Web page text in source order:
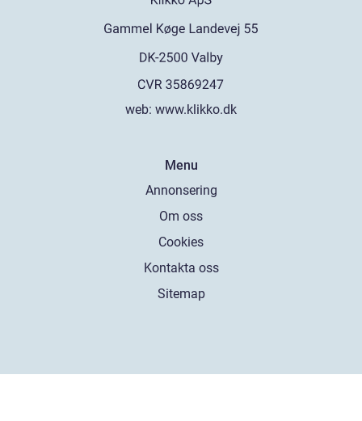
web: www.klikko.dk
Menu
Annonsering
Om oss
Cookies
Kontakta oss
Sitemap